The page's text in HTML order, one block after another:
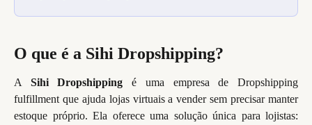
O que é a Sihi Dropshipping?
A Sihi Dropshipping é uma empresa de Dropshipping
fulfillment que ajuda lojas virtuais a vender sem precisar manter
estoque próprio. Ela oferece uma solução única para lojistas: